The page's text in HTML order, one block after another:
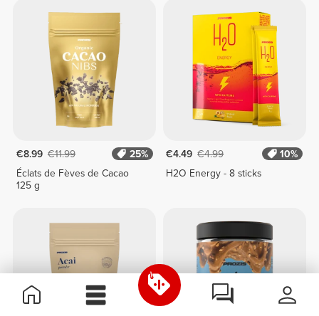
€8.99 €11.99
25%
Éclats de Fèves de Cacao
125 g
€4.49 €4.99
10%
H2O Energy - 8 sticks